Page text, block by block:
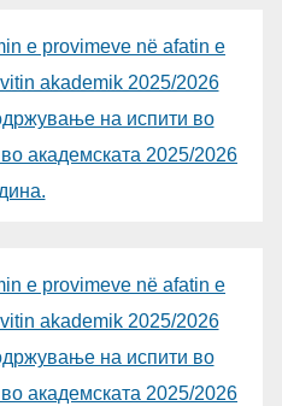
e provimeve në afatin e
akademik 2025/2026
на испити во
академската 2025/2026
e provimeve në afatin e
akademik 2025/2026
на испити во
академската 2025/2026